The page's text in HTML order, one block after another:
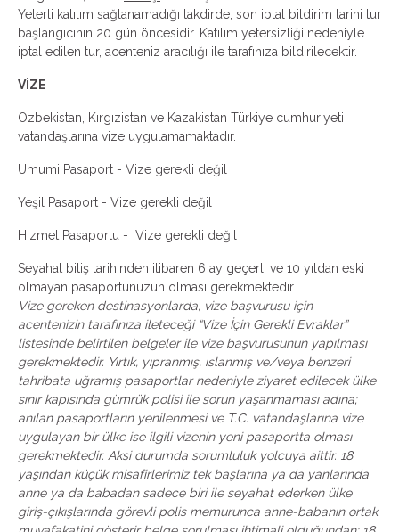
Yeterli katılım sağlanamadığı takdirde, son iptal bildirim tarihi tur
başlangıcının 20 gün öncesidir. Katılım yetersizliği nedeniyle
iptal edilen tur, acenteniz aracılığı ile tarafınıza bildirilecektir.
VİZE
Özbekistan, Kırgızistan ve Kazakistan Türkiye cumhuriyeti
vatandaşlarına vize uygulamamaktadır.
Umumi Pasaport - Vize gerekli değil
Yeşil Pasaport - Vize gerekli değil
Hizmet Pasaportu - Vize gerekli değil
Seyahat bitiş tarihinden itibaren 6 ay geçerli ve 10 yıldan eski
olmayan pasaportunuzun olması gerekmektedir.
Vize gereken destinasyonlarda, vize başvurusu için
acentenizin tarafınıza ileteceği “Vize İçin Gerekli Evraklar”
listesinde belirtilen belgeler ile vize başvurusunun yapılması
gerekmektedir. Yırtık, yıpranmış, ıslanmış ve/veya benzeri
tahribata uğramış pasaportlar nedeniyle ziyaret edilecek ülke
sınır kapısında gümrük polisi ile sorun yaşanmaması adına;
anılan pasaportların yenilenmesi ve T.C. vatandaşlarına vize
uygulayan bir ülke ise ilgili vizenin yeni pasaportta olması
gerekmektedir. Aksi durumda sorumluluk yolcuya aittir. 18
yaşından küçük misafirlerimiz tek başlarına ya da yanlarında
anne ya da babadan sadece biri ile seyahat ederken ülke
giriş-çıkışlarında görevli polis memurunca anne-babanın ortak